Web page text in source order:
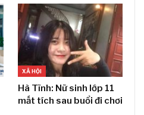
XÃ HỘI
Hà Tĩnh: Nữ sinh lớp 11
mất tích sau buổi đi chơi